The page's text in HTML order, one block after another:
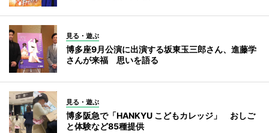
見る・遊ぶ
博多座9月公演に出演する坂東玉三郎さん、進藤学
さんが来福 思いを語る
見る・遊ぶ
博多阪急で「HANKYU こどもカレッジ」 おしご
と体験など85種提供